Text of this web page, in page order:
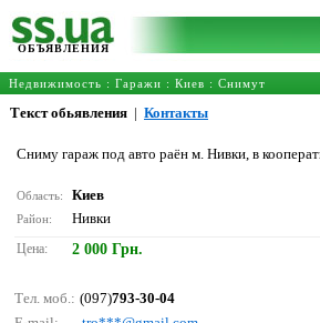
ОБЪЯВЛЕНИЯ
Недвижимость : Гаражи : Киев : Снимут
Текст обьявления | Контакты
Сниму гараж под авто раён м. Нивки, в
Область: Киев
Район: Нивки
Цена: 2 000 Грн.
Тел. моб.: (097)793-30-04